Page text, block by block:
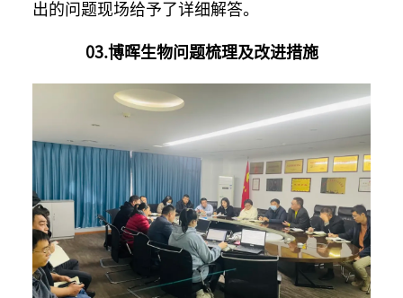
出的问题现场给予了详细解答。
03.博晖生物问题梳理及改进措施